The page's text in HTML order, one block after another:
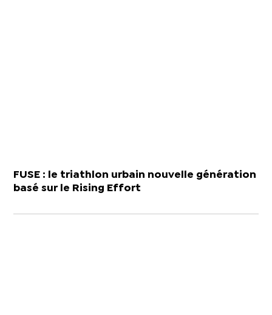
FUSE : le triathlon urbain nouvelle génération
basé sur le Rising Effort